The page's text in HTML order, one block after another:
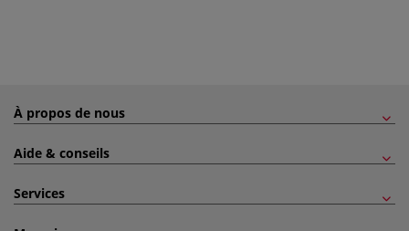
À propos de nous
Aide & conseils
Services